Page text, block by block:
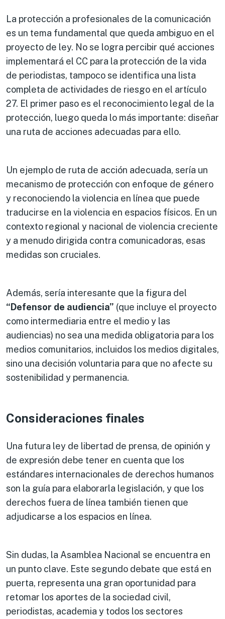
La protección a profesionales de la comunicación
es un tema fundamental que queda ambiguo en el
proyecto de ley. No se logra percibir qué acciones
implementará el CC para la protección de la vida
de periodistas, tampoco se identifica una lista
completa de actividades de riesgo en el artículo
27. El primer paso es el reconocimiento legal de la
protección, luego queda lo más importante: diseñar
una ruta de acciones adecuadas para ello.
Un ejemplo de ruta de acción adecuada, sería un
mecanismo de protección con enfoque de género
y reconociendo la violencia en línea que puede
traducirse en la violencia en espacios físicos. En un
contexto regional y nacional de violencia creciente
y a menudo dirigida contra comunicadoras, esas
medidas son cruciales.
Además, sería interesante que la figura del
“Defensor de audiencia” (que incluye el proyecto
como intermediaria entre el medio y las
audiencias) no sea una medida obligatoria para los
medios comunitarios, incluidos los medios digitales,
sino una decisión voluntaria para que no afecte su
sostenibilidad y permanencia.
Consideraciones finales
Una futura ley de libertad de prensa, de opinión y
de expresión debe tener en cuenta que los
estándares internacionales de derechos humanos
son la guía para elaborarla legislación, y que los
derechos fuera de línea también tienen que
adjudicarse a los espacios en línea.
Sin dudas, la Asamblea Nacional se encuentra en
un punto clave. Este segundo debate que está en
puerta, representa una gran oportunidad para
retomar los aportes de la sociedad civil,
periodistas, academia y todos los sectores